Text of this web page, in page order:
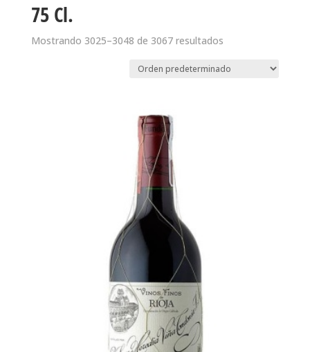
75 Cl.
Mostrando 3025–3048 de 3067 resultados